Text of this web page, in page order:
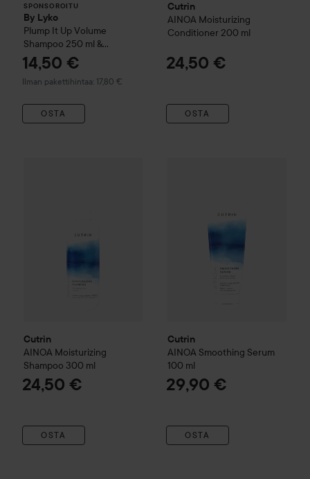
SPONSOROITU
By Lyko
Plump It UpVolume
Shampoo 250 ml &
Conditioner 250 ml
14,50 €
Ilman pakettihintaa: 17,80 €
OSTA
Cutrin
AINOA Moisturizing
Conditioner 200 ml
24,50 €
OSTA
Cutrin
AINOA Moisturizing
Shampoo 300 ml
24,50 €
OSTA
Cutrin
AINOA Smoothing Serum
100 ml
29,90 €
OSTA